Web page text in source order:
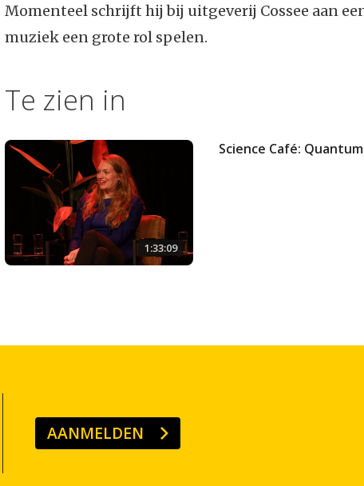
Momenteel schrijft hij bij uitgeverij Cossee aan
muziek een grote rol spelen.
Te zien in
1:33:09
Science Café:
AANMELDEN